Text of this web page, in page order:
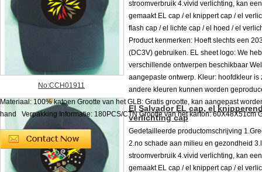
No:CCH01911
stroomverbruik 4.vivid verlichting, kan
gemaakt EL cap / el knippert cap / el
flash cap / el lichte cap / el hoed / el
Product kenmerken: Hoeft slechts een
(DC3V) gebruiken. EL sheet logo: We
verschillende ontwerpen beschikbaar
aangepaste ontwerp. Kleur: hoofdkleur is
andere kleuren kunnen worden
Materiaal: 100% katoen Grootte van het GLB: Gratis grootte, kan aangepast
hand Verpakking Informatie: 180PCS/CTN Grootte van het karton: 60X48X51cm
El Salvador EL cap, el
verlichting cap
Gedetailleerde productomschrijving
2.no schade aan milieu en gezondheid
stroomverbruik 4.vivid verlichting, kan
gemaakt EL cap / el knippert cap / el